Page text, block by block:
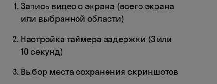
Запись видео с экрана (всего экрана
или выбранной области)
Настройка таймера задержки (3 или
10 секунд)
Выбор места сохранения скриншотов